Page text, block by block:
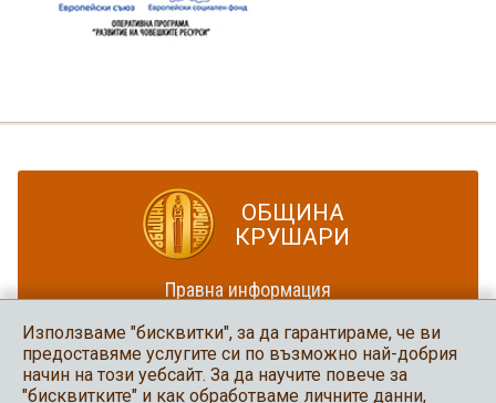
ОБЩИНА
КРУШАРИ
Правна информация
Карта на сайта
Община Крушари
Използваме "бисквитки", за да гарантираме, че ви
предоставяме услугите си по възможно най-добрия
начин на този уебсайт. За да научите повече за
"бисквитките" и как обработваме личните данни,